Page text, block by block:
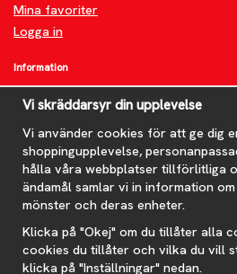
Mina favoriter
Logga in
Information
Om oss
FAQ
Nyheter
Nyhetsbrev
Om cookies
Prenumerera på nyhetsbrevet för våra bästa
nyheter!
E-
postadress
Vi skräddarsyr din upplevelse
Vi använder cookies för att ge dig
shoppingupplevelse,
hålla våra webbplatser tillförlitliga
ändamål samlar vi in information
mönster och deras enheter.
Klicka på "Okej" om du tillåter alla
cookies du tillåter och vilka du vill
klicka på "Inställningar" nedan.